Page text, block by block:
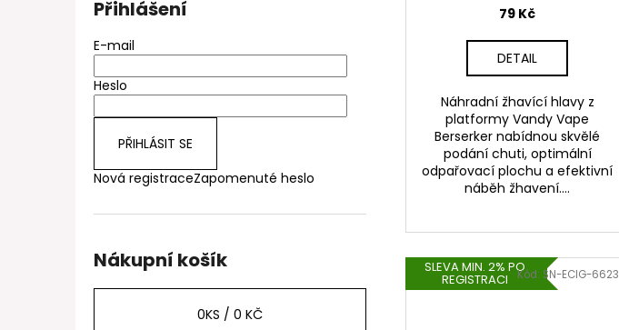
Přihlášení
E-mail
Heslo
PŘIHLÁSIT SE
Nová registraceZapomenuté heslo
Nákupní košík
0KS / 0 KČ
79 Kč
DETAIL
Náhradní žhavící hlavy z
platformy Vandy Vape
Berserker nabídnou skvělé
podání chuti, optimální
odpařovací plochu a efektivní
náběh žhavení....
SLEVA MIN. 2% PO
REGISTRACI Kód: SN-ECIG-6623